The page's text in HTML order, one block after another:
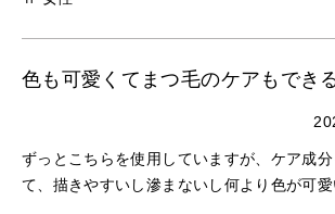
色も可愛くてまつ毛のケアもでき
ずっとこちらを使用していますが、ケア成
て、描きやすいし滲まないし何より色が可愛